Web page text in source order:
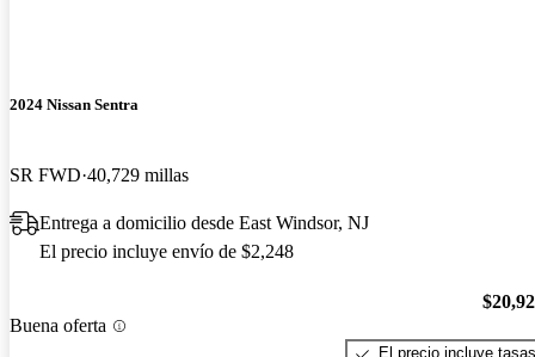
2024 Nissan Sentra
SR FWD 40,729 millas
Entrega a domicilio desde East Windsor, NJ
El precio incluye envío de $2,248
Buena oferta
El precio incluye tasas